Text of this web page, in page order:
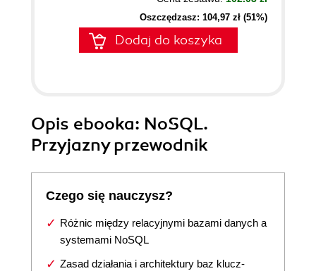
Oszczędzasz: 104,97 zł (51%)
Dodaj do koszyka
Opis ebooka: NoSQL.
Przyjazny przewodnik
Czego się nauczysz?
Różnic między relacyjnymi bazami danych a
systemami NoSQL
Zasad działania i architektury baz klucz-